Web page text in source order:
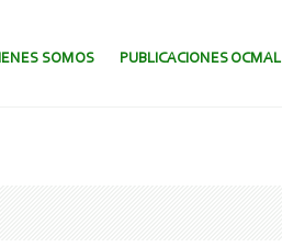
SOMOS PUBLICACIONES OCMAL